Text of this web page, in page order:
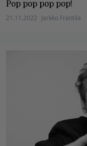
Pop pop pop pop!
21.11.2022 Jarkko Fräntilä